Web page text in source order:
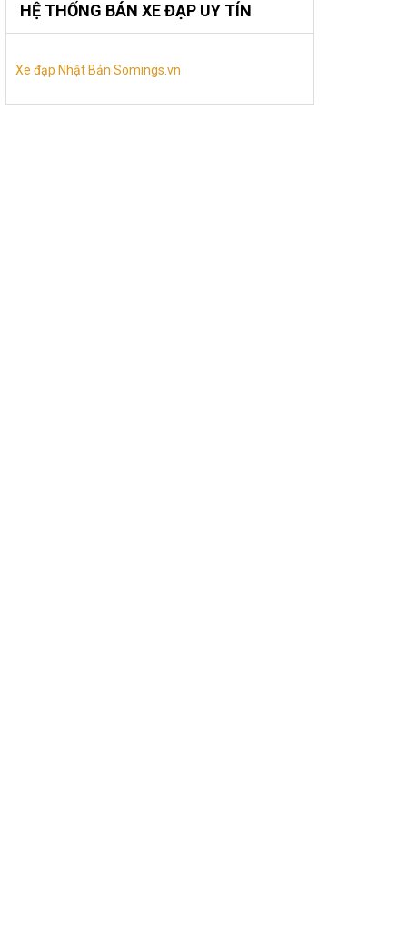
HỆ THỐNG BÁN XE ĐẠP UY TÍN
Xe đạp Nhật Bản Somings.vn